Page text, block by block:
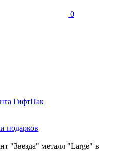
0
ГифтПак
подарков
"Звезда" металл "Large" в